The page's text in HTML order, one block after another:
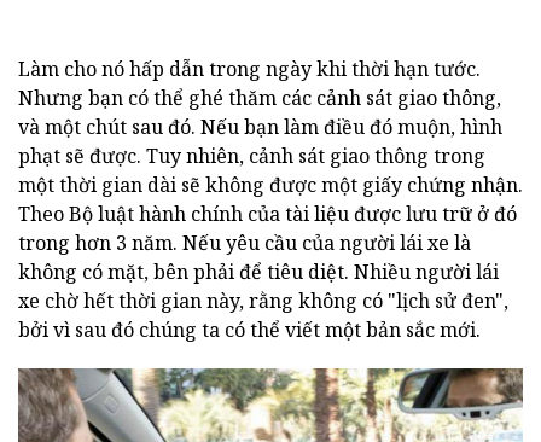
Làm cho nó hấp dẫn trong ngày khi thời hạn tước.
Nhưng bạn có thể ghé thăm các cảnh sát giao thông,
và một chút sau đó. Nếu bạn làm điều đó muộn, hình
phạt sẽ được. Tuy nhiên, cảnh sát giao thông trong
một thời gian dài sẽ không được một giấy chứng nhận.
Theo Bộ luật hành chính của tài liệu được lưu trữ ở đó
trong hơn 3 năm. Nếu yêu cầu của người lái xe là
không có mặt, bên phải để tiêu diệt. Nhiều người lái
xe chờ hết thời gian này, rằng không có "lịch sử đen",
bởi vì sau đó chúng ta có thể viết một bản sắc mới.